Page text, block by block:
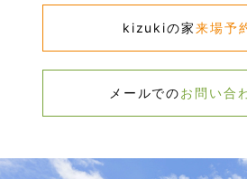
kizukiの家​来場予
メールでの​お問い合